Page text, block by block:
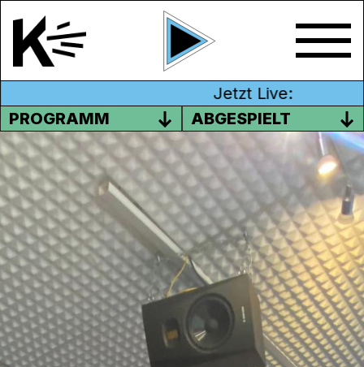
Jetzt Live:
PROGRAMM
ABGESPIELT
MAI 2022
Kunst und Leiden sind praktisch Synonyme
in unserer Gesellschaft. Das Image des
armen Künstlers – wie Vincent Van Gogh –
ist uns allen bekannt und wird als Norm
akzeptiert. Tatsächlich ist es so, dass
Kunstschaffende öfters unter finanziellen
Schwierigkeiten leiden; denn alles kostet